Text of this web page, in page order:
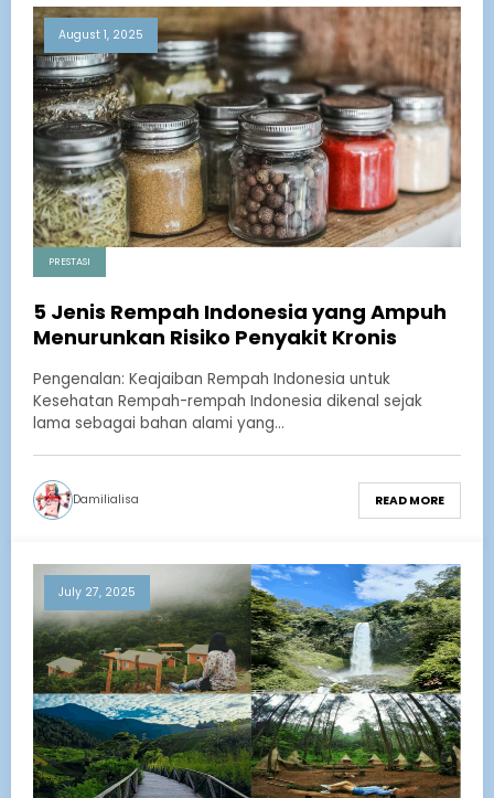
August 1, 2025
PRESTASI
5 Jenis Rempah Indonesia yang Ampuh
Menurunkan Risiko Penyakit Kronis
Pengenalan: Keajaiban Rempah Indonesia untuk
Kesehatan Rempah-rempah Indonesia dikenal sejak
lama sebagai bahan alami yang…
Damilialisa READ MORE
July 27, 2025